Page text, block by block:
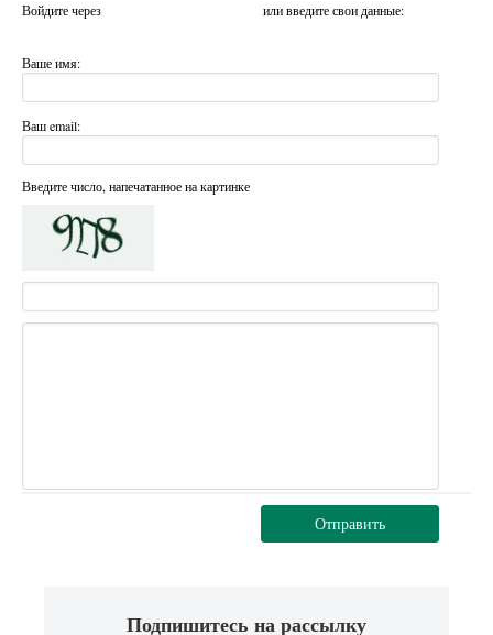
Войдите через или введите свои данные:
Ваше имя:
Ваш email:
Введите число, напечатанное на картинке
Отправить
Подпишитесь на рассылку